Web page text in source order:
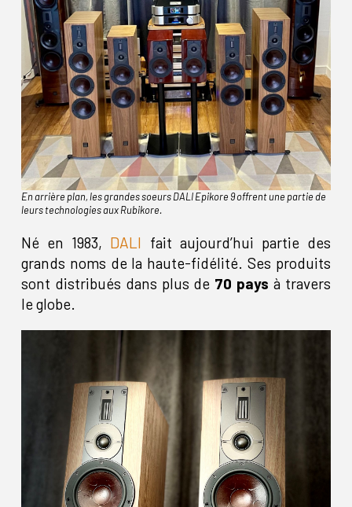
En arrière plan, les grandes soeurs DALI Epikore 9 offrent une partie de
leurs technologies aux Rubikore.
Né en 1983, DALI
fait aujourd’hui partie des
grands noms de la haute-fidélité. Ses produits
sont distribués dans plus de 70 pays à travers
le globe.